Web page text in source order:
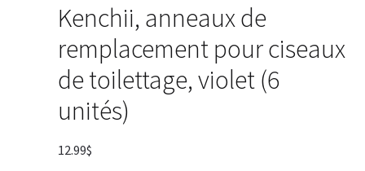
Kenchii, anneaux de
remplacement pour ciseaux
de toilettage, violet (6
unités)
12.99$